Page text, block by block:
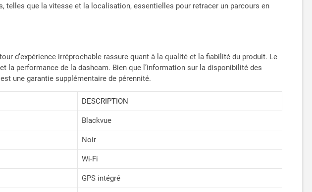
telles que la vitesse et la localisation, essentielles pour retracer un parcours en
d’expérience irréprochable rassure quant à la qualité et la fiabilité du produit. Le
la performance de la dashcam. Bien que l’information sur la disponibilité des
une garantie supplémentaire de pérennité.
DESCRIPTION
Blackvue
Noir
Wi-Fi
GPS intégré